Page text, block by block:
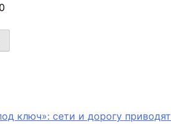
0
ключ»: сети и дорогу